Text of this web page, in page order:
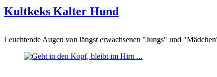
Kultkeks Kalter Hund
Leuchtende Augen von längst erwachsenen "Jungs" und